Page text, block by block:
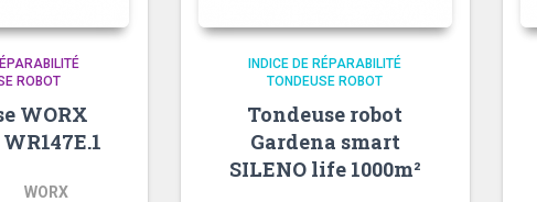
ROBOT
WORX
WORX
INDICE DE RÉPARABILITÉ
TONDEUSE ROBOT
Tondeuse robot
Gardena smart
SILENO life 1000m²